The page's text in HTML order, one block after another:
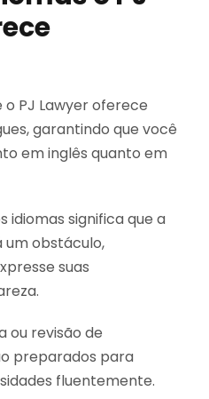
PJ Lawyer oferece
garantindo que você
em inglês quanto em
idiomas significa que a
um obstáculo,
suas
ou revisão de
preparados para
fluentemente.